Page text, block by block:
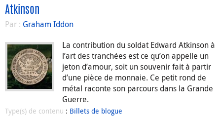
Atkinson
Par : Graham Iddon
La contribution du soldat Edward Atkinson à
l’art des tranchées est ce qu’on appelle un
jeton d’amour, soit un souvenir fait à partir
d’une pièce de monnaie. Ce petit rond de
métal raconte son parcours dans la Grande
Guerre.
Type(s) de contenu : Billets de blogue